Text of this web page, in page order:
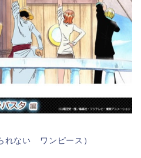
れない ワンピース）